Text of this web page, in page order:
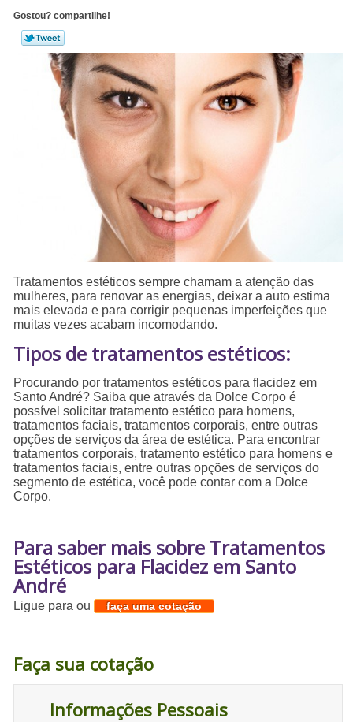
Gostou? compartilhe!
Tratamentos estéticos sempre chamam a atenção das
mulheres, para renovar as energias, deixar a auto estima
mais elevada e para corrigir pequenas imperfeições que
muitas vezes acabam incomodando.
Tipos de tratamentos estéticos:
Procurando por tratamentos estéticos para flacidez em
Santo André? Saiba que através da Dolce Corpo é
possível solicitar tratamento estético para homens,
tratamentos faciais, tratamentos corporais, entre outras
opções de serviços da área de estética. Para encontrar
tratamentos corporais, tratamento estético para homens e
tratamentos faciais, entre outras opções de serviços do
segmento de estética, você pode contar com a Dolce
Corpo.
Para saber mais sobre Tratamentos
Estéticos para Flacidez em Santo
André
Ligue paraou faça uma cotação
Faça sua cotação
Informações Pessoais